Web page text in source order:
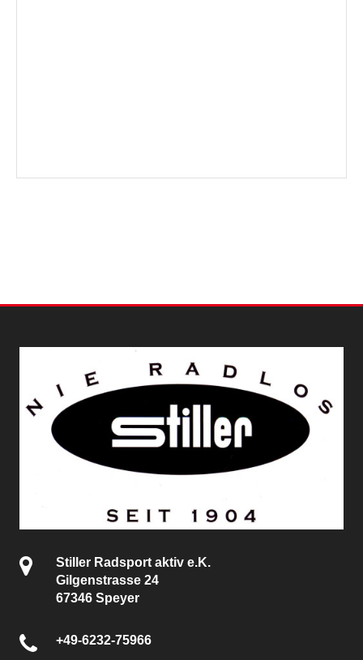
Stiller Radsport aktiv e.K.
Gilgenstrasse 24
67346 Speyer
+49-6232-75966